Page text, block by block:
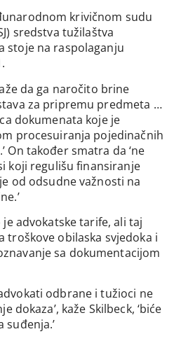
krivičnom sudu
sredstva tužilaštva
stoje na raspolaganju
da ga naročito brine
za pripremu predmeta …
dokumenata koje je
procesuiranja pojedinačnih
On također smatra da ‘ne
koji regulišu finansiranje
od odsudne važnosti na
advokatske tarife, ali taj
troškove obilaska svjedoka i
sa dokumentacijom
odbrane i tužioci ne
dokaza’, kaže Skilbeck, ‘biće